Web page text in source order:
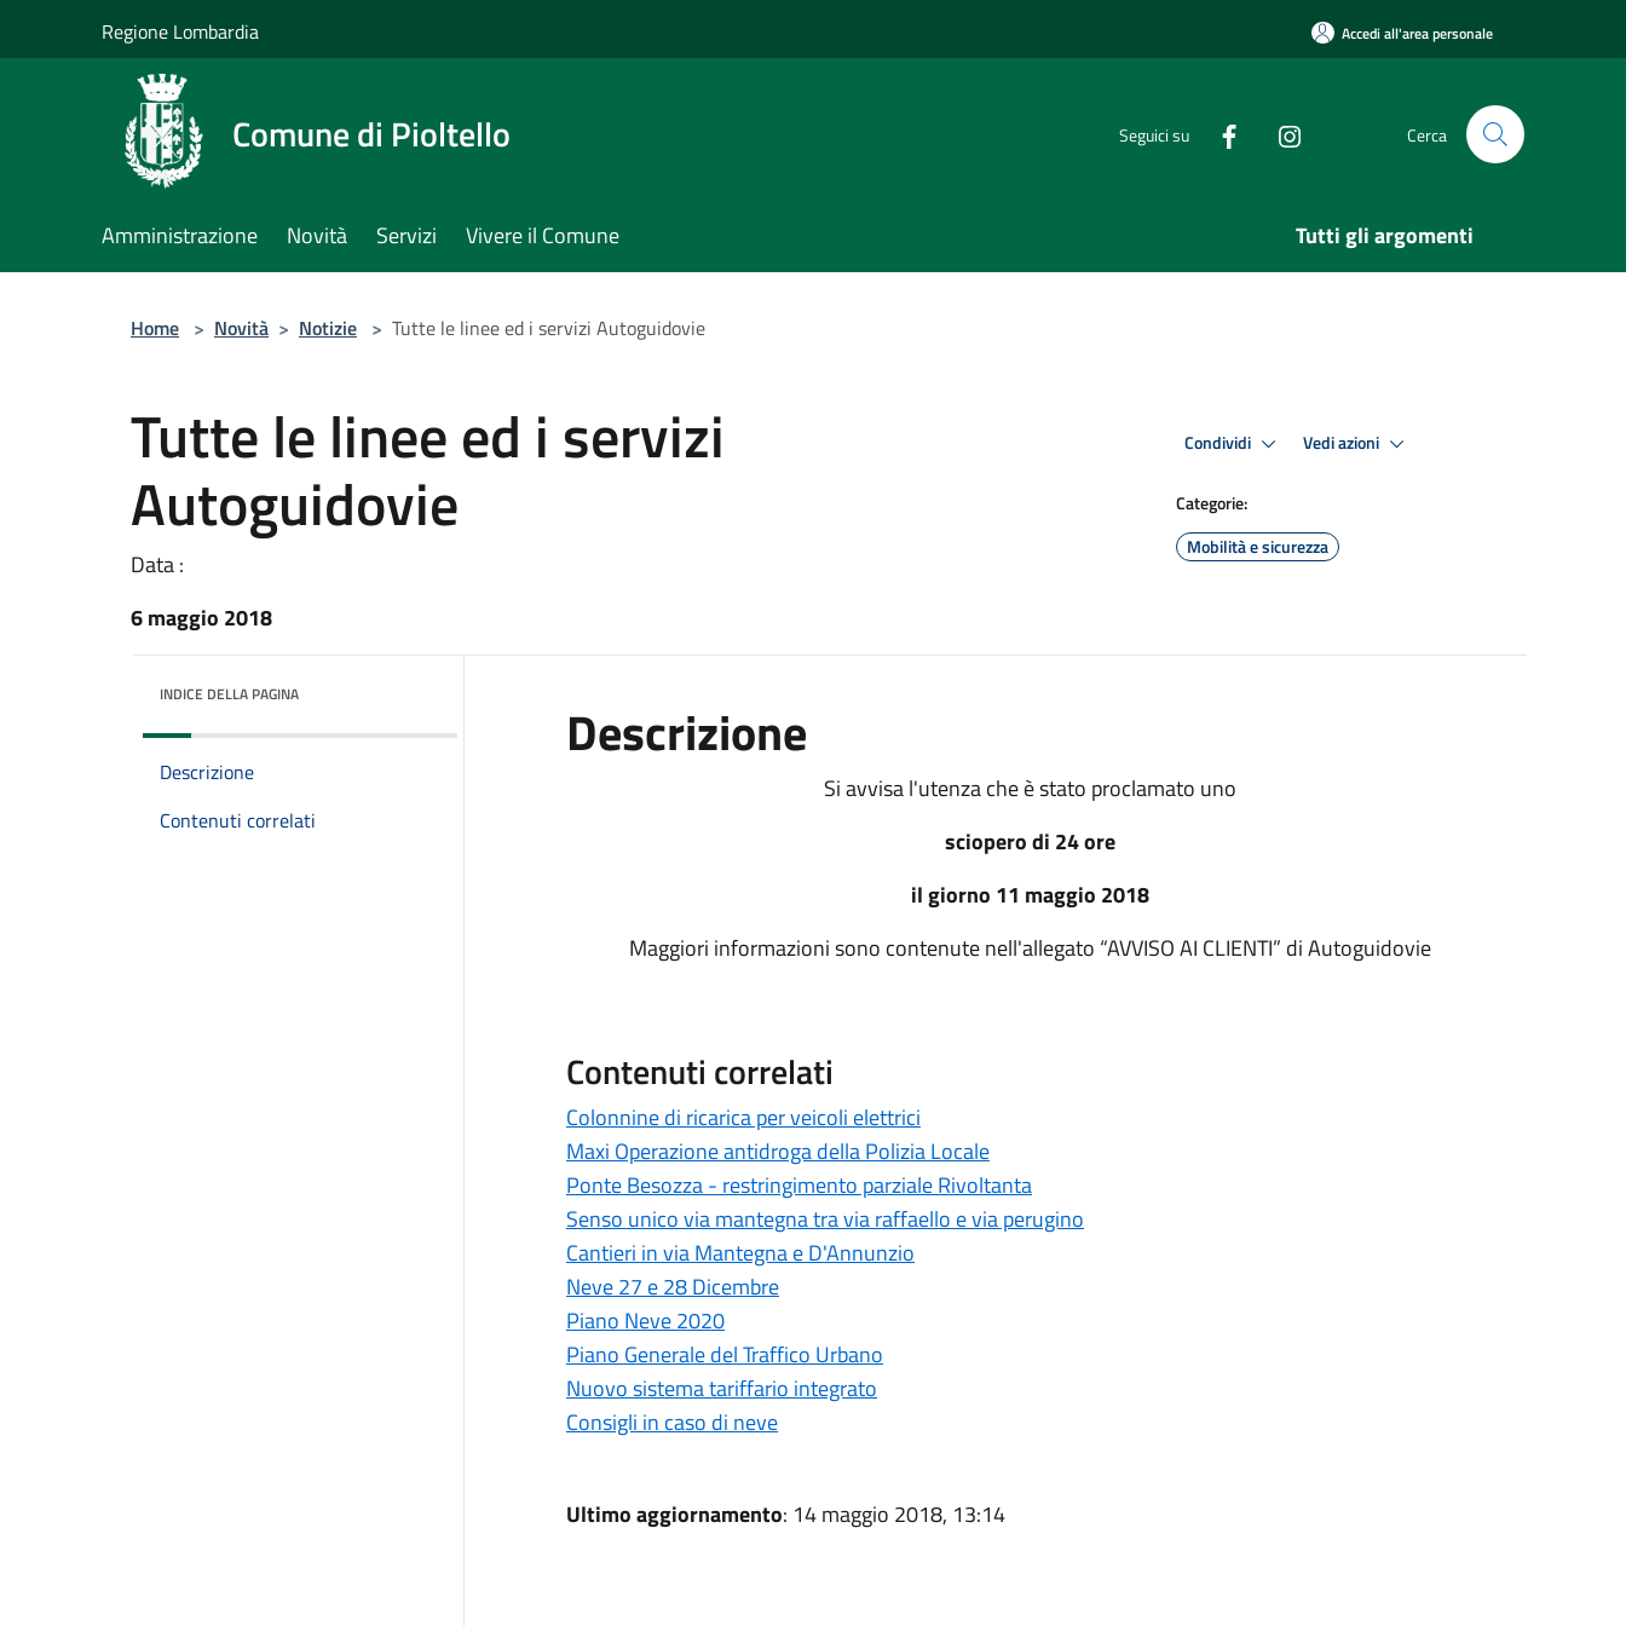
Regione Lombardia Accedi all'area personale
Comune di Pioltello Seguici su Cerca
Amministrazione Novità Servizi Vivere il Comune Tutti gli argomenti
Home > Novità > Notizie > Tutte le linee ed i servizi Autoguidovie
Tutte le linee ed i servizi
Autoguidovie
Data :
6 maggio 2018
Condividi Vedi azioni
Categorie:
Mobilità e sicurezza
INDICE DELLA PAGINA
Descrizione
Contenuti correlati
Descrizione
Si avvisa l'utenza che è stato proclamato uno
sciopero di 24 ore
il giorno 11 maggio 2018
Maggiori informazioni sono contenute nell'allegato “AVVISO AI CLIENTI” di Autoguidovie
Contenuti correlati
Colonnine di ricarica per veicoli elettrici
Maxi Operazione antidroga della Polizia Locale
Ponte Besozza - restringimento parziale Rivoltanta
Senso unico via mantegna tra via raffaello e via perugino
Cantieri in via Mantegna e D'Annunzio
Neve 27 e 28 Dicembre
Piano Neve 2020
Piano Generale del Traffico Urbano
Nuovo sistema tariffario integrato
Consigli in caso di neve
Ultimo aggiornamento: 14 maggio 2018, 13:14